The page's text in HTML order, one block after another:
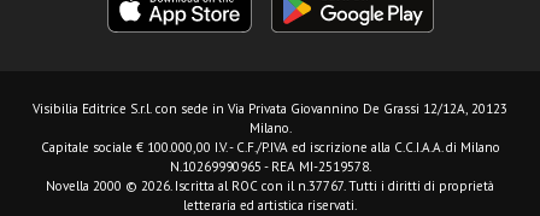
Visibilia Editrice S.r.l. con sede in Via Privata Giovannino De Grassi 12/12A, 20123
Milano.
Capitale sociale € 100.000,00 I.V. - C.F./P.IVA ed iscrizione alla C.C.I.A.A. di Milano
N.10269990965 - REA MI-2519578.
Novella 2000 © 2026. Iscritta al ROC con il n.37767. Tutti i diritti di proprietà
letteraria ed artistica riservati.